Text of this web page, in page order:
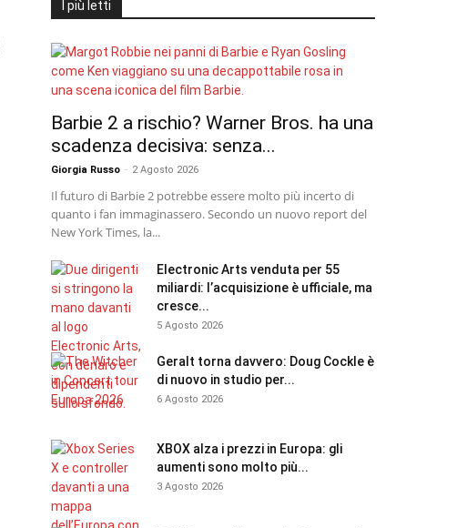
I più letti
Barbie 2 a rischio? Warner Bros. ha una
scadenza decisiva: senza...
Giorgia Russo - 2 Agosto 2026
Il futuro di Barbie 2 potrebbe essere molto più incerto di
quanto i fan immaginassero. Secondo un nuovo report del
New York Times, la...
Electronic Arts venduta per 55
miliardi: l’acquisizione è ufficiale, ma
cresce...
5 Agosto 2026
Geralt torna davvero: Doug Cockle è
di nuovo in studio per...
6 Agosto 2026
XBOX alza i prezzi in Europa: gli
aumenti sono molto più...
3 Agosto 2026